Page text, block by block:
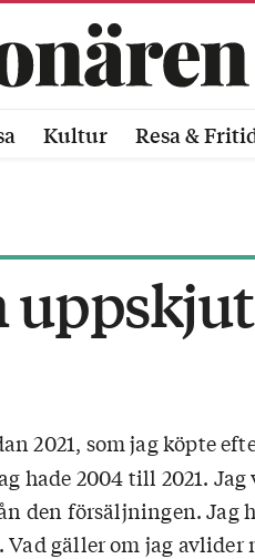
Kultur Resa &
2021, som jag köpte
hade 2004 till 2021. Jag
den försäljningen. Jag
gäller om jag avlider